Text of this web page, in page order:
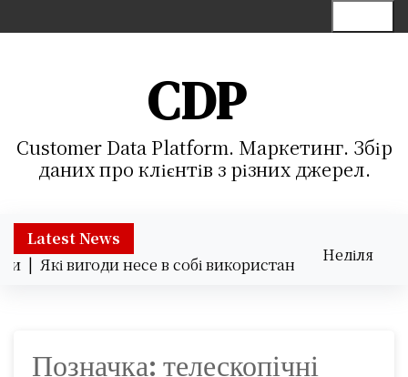
k
CDP
Customer Data Platform. Маркетинг. Збір
даних про клієнтів з різних джерел.
Latest News
| Які вигоди несе в собі використання хмарних
Неділя
Позначка: телескопічні